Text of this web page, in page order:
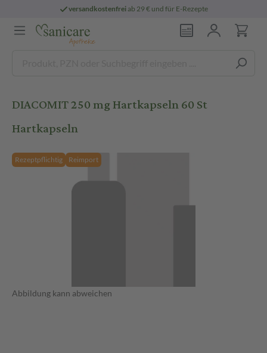
versandkostenfreiab 29 € und für E-Rezepte
DIACOMIT 250 mg Hartkapseln 60 St
Hartkapseln
Rezeptpflichtig Reimport
Abbildung kann abweichen